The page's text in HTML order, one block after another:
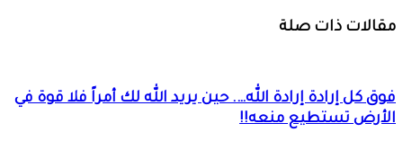
مقالات ذات صلة
فوق كل إرادة إرادة الله…. حين يريد الله لك أمراً فلا قوة في
الأرض تستطيع منعه!!